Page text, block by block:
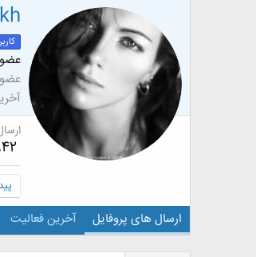
ارسال های پروفایل آخرین فعالیت